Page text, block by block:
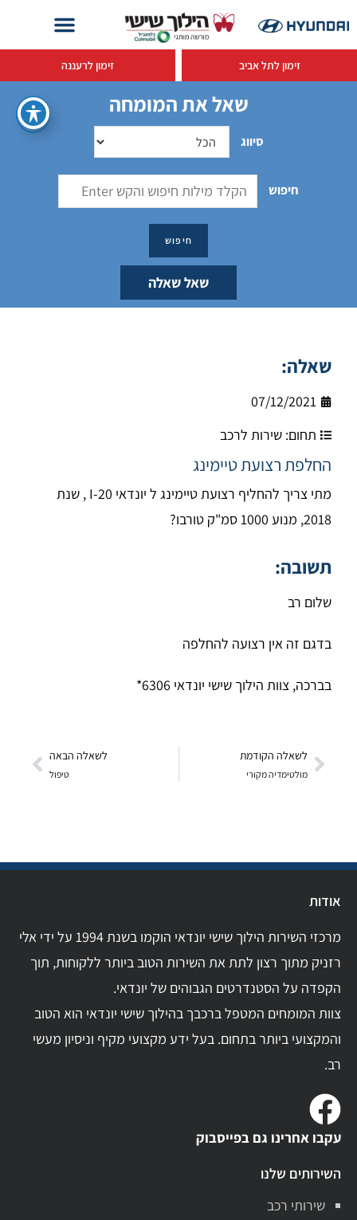
זימון לתל אביב זימון לרעננה
שאל את המומחה
סיווג
חיפוש
שאל שאלה
שאלה:
07/12/2021
תחום: שירות לרכב
החלפת רצועת טיימינג
מתי צריך להחליף רצועת טיימינג ל יונדאי I-20 , שנת
2018, מנוע 1000 סמ"ק טורבו?
תשובה:
שלום רב
בדגם זה אין רצועה להחלפה
בברכה, צוות הילוך שישי יונדאי 6306*
לשאלה הקודמת
מולטימדיה מקורי
לשאלה הבאה
טיפול
אודות
מרכזי השירות הילוך שישי יונדאי הוקמו בשנת 1994 על ידי אלי
רזניק מתוך רצון לתת את השירות הטוב ביותר ללקוחות, תוך
הקפדה על הסטנדרטים הגבוהים של יונדאי.
צוות המומחים המטפל ברכבך בהילוך שישי יונדאי הוא הטוב
והמקצועי ביותר בתחום. בעל ידע מקצועי מקיף וניסיון מעשי
רב.
עקבו אחרינו גם בפייסבוק
השירותים שלנו
שירותי רכב